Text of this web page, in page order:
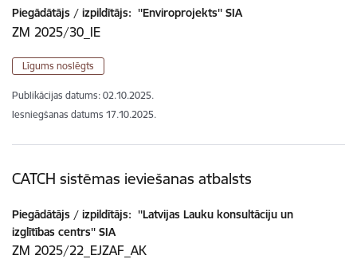
Piegādātājs / izpildītājs: ''Enviroprojekts'' SIA
ZM 2025/30_IE
Līgums noslēgts
Publikācijas datums: 02.10.2025.
Iesniegšanas datums 17.10.2025.
CATCH sistēmas ieviešanas atbalsts
Piegādātājs / izpildītājs: ''Latvijas Lauku konsultāciju un
izglītības centrs'' SIA
ZM 2025/22_EJZAF_AK